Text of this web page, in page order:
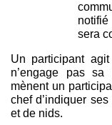
sera
Un participant
n’engage pas
mènent un
chef d’indiquer
et de nids.